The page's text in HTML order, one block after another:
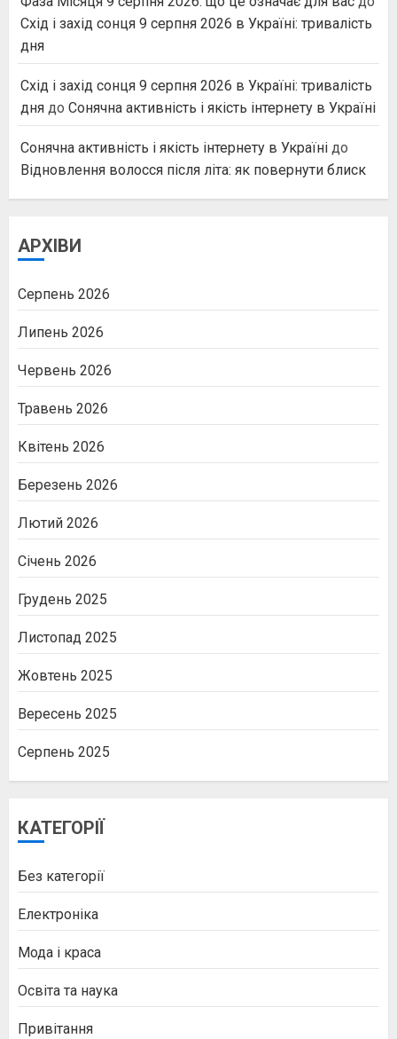
Схід і захід сонця 9 серпня 2026 в Україні: тривалість
дня
Схід і захід сонця 9 серпня 2026 в Україні: тривалість
дня до Сонячна активність і якість інтернету в Україні
Сонячна активність і якість інтернету в Україні до
Відновлення волосся після літа: як повернути блиск
АРХІВИ
Серпень 2026
Липень 2026
Червень 2026
Травень 2026
Квітень 2026
Березень 2026
Лютий 2026
Січень 2026
Грудень 2025
Листопад 2025
Жовтень 2025
Вересень 2025
Серпень 2025
КАТЕГОРІЇ
Без категорії
Електроніка
Мода і краса
Освіта та наука
Привітання